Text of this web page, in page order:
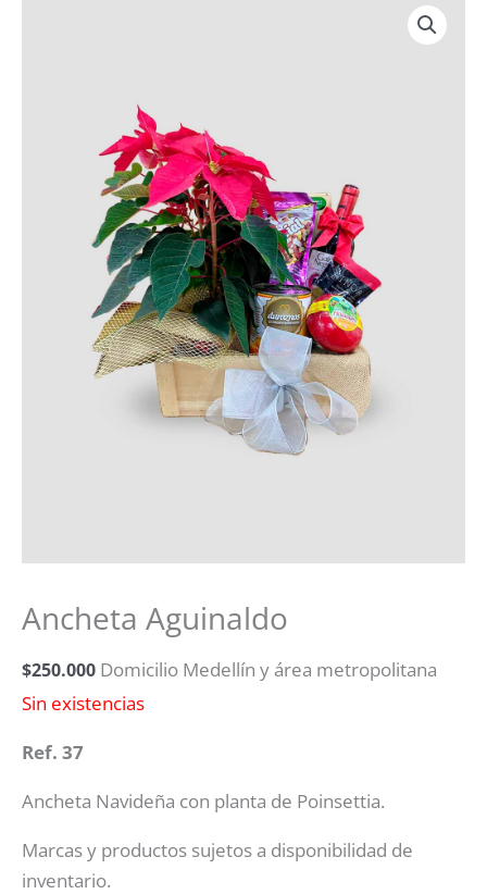
Ancheta Aguinaldo
$250.000 Domicilio Medellín y área metropolitana
Sin existencias
Ref. 37
Ancheta Navideña con planta de Poinsettia.
Marcas y productos sujetos a disponibilidad de
inventario.